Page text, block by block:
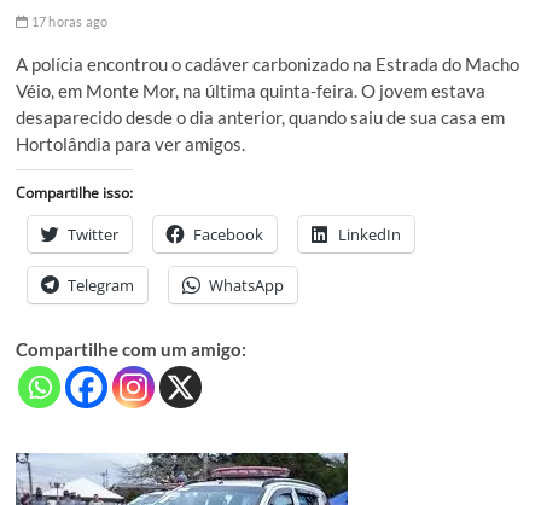
17 horas ago
A polícia encontrou o cadáver carbonizado na Estrada do Macho
Véio, em Monte Mor, na última quinta-feira. O jovem estava
desaparecido desde o dia anterior, quando saiu de sua casa em
Hortolândia para ver amigos.
Compartilhe isso:
Twitter Facebook LinkedIn
Telegram WhatsApp
Compartilhe com um amigo: